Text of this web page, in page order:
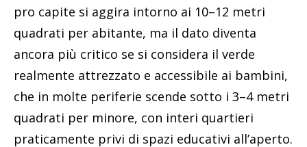
pro capite si aggira intorno ai 10–12 metri
quadrati per abitante, ma il dato diventa
ancora più critico se si considera il verde
realmente attrezzato e accessibile ai bambini,
che in molte periferie scende sotto i 3–4 metri
quadrati per minore, con interi quartieri
praticamente privi di spazi educativi all’aperto.